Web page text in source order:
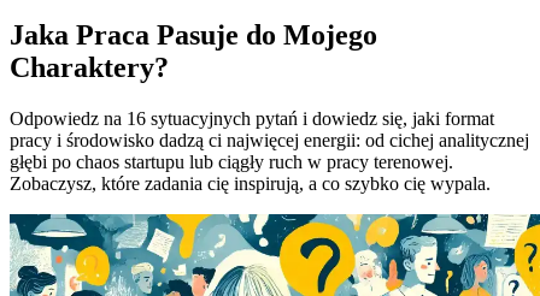
Jaka Praca Pasuje do Mojego
Charaktery?
Odpowiedz na 16 sytuacyjnych pytań i dowiedz się, jaki format
pracy i środowisko dadzą ci najwięcej energii: od cichej analitycznej
głębi po chaos startupu lub ciągły ruch w pracy terenowej.
Zobaczysz, które zadania cię inspirują, a co szybko cię wypala.